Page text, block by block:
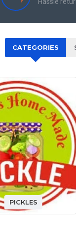
CATEGORIES
PICKLES